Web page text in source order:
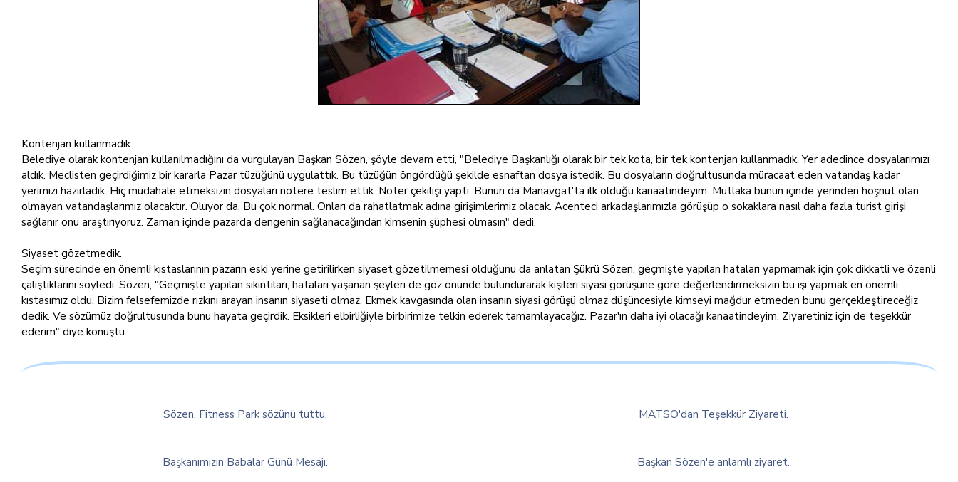
Kontenjan kullanmadık.
Belediye olarak kontenjan kullanılmadığını da vurgulayan Başkan Sözen, şöyle devam etti, "Belediye Başkanlığı olarak bir tek kota, bir tek kontenjan kullanmadık. Yer adedince dosyalarımızı
aldık. Meclisten geçirdiğimiz bir kararla Pazar tüzüğünü uygulattık. Bu tüzüğün öngördüğü şekilde esnaftan dosya istedik. Bu dosyaların doğrultusunda müracaat eden vatandaş kadar
yerimizi hazırladık. Hiç müdahale etmeksizin dosyaları notere teslim ettik. Noter çekilişi yaptı. Bunun da Manavgat'ta ilk olduğu kanaatindeyim. Mutlaka bunun içinde yerinden hoşnut olan
olmayan vatandaşlarımız olacaktır. Oluyor da. Bu çok normal. Onları da rahatlatmak adına girişimlerimiz olacak. Acenteci arkadaşlarımızla görüşüp o sokaklara nasıl daha fazla turist girişi
sağlanır onu araştırıyoruz. Zaman içinde pazarda dengenin sağlanacağından kimsenin şüphesi olmasın" dedi.
Siyaset gözetmedik.
Seçim sürecinde en önemli kıstaslarının pazarın eski yerine getirilirken siyaset gözetilmemesi olduğunu da anlatan Şükrü Sözen, geçmişte yapılan hataları yapmamak için çok dikkatli ve özenli
çalıştıklarını söyledi. Sözen, "Geçmişte yapılan sıkıntıları, hataları yaşanan şeyleri de göz önünde bulundurarak kişileri siyasi görüşüne göre değerlendirmeksizin bu işi yapmak en önemli
kıstasımız oldu. Bizim felsefemizde rızkını arayan insanın siyaseti olmaz. Ekmek kavgasında olan insanın siyasi görüşü olmaz düşüncesiyle kimseyi mağdur etmeden bunu gerçekleştireceğiz
dedik. Ve sözümüz doğrultusunda bunu hayata geçirdik. Eksikleri elbirliğiyle birbirimize telkin ederek tamamlayacağız. Pazar'ın daha iyi olacağı kanaatindeyim. Ziyaretiniz için de teşekkür
ederim" diye konuştu.
Sözen, Fitness Park sözünü tuttu. MATSO'dan Teşekkür Ziyareti.
Başkanımızın Babalar Günü Mesajı. Başkan Sözen'e anlamlı ziyaret.